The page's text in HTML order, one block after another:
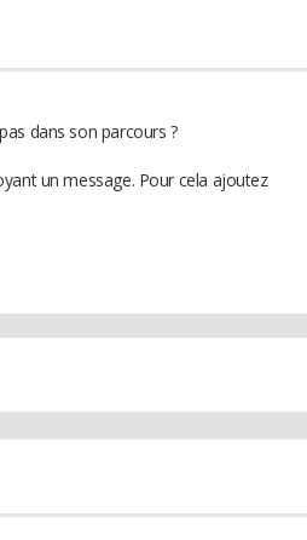
dans son parcours ?
un message. Pour cela ajoutez